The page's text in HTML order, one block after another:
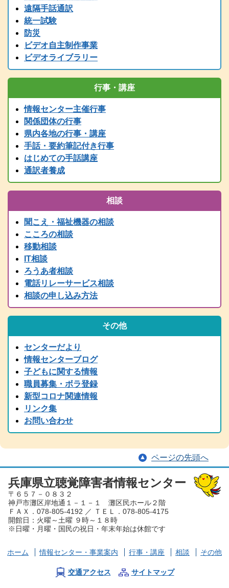
令和７年度 手話通訳者養成講座（通訳Ⅲ第1～４講座）の案内を掲
載しました。
2025.11.01
2025（R7）年度全国統一要約筆記者認定試験の受験案内を掲載しま
した
2025.08.01
2025（令和7）年度手話通訳者全国統一試験の受験案内を掲載しまし
た。
2025（令和7）年度手話通訳者全国統一試験の受験案内は8月1日
（金）掲載予定です。
2025.07.12
情報センター主催行事等、随時更新中です！
2025.05.24
要約筆記者養成講座パソコンコース＜宍粟会場＞ 申込締切を６月
２日に延長しました
2025.04.03
2025年度要約筆記者養成講座（宍粟会場・猪名川会場）・養成講座
2025.03.21
2024（令和6）年度 全国統一要約筆記者認定試験合格者発表
2025.03.15
令和７年度 手話通訳者養成講座（通訳Ⅰ・通訳Ⅱ）の案内を掲載
しました。
2024.03.01
2024（令和6）年度手話通訳者全国統一試験合格者発表
2025.02.07
令和７年度 難聴者向けの各種講座を掲載しました。
年末年始は、１２/２９～１/３まで閉館します。
2024.11.13
行政職員向け防災学習会リアルタイム配信（11/14 PM2:00～）
2024.11.05
2024(R6)年度 全国統一要約筆記者認定試験の受験案内を掲載しまし
2024.08.22
中止のご案内「大矢暹氏 人生を語る」の9/5公開収録は都合により
中止となりました。
2024（令和6）年度 手話通訳者全国統一試験の受験案内を掲載しま
した
2024.07.05
夏から秋にかけて、兵庫県芸術プレミアムデーが開催され、手話・
要約筆記付きのイベント案内が各種届いております。ぜひ、足を運
んでみてください。
2023（令和６）年度 手話通訳者養成講座を掲載しました。
遠隔手話通訳
統一試験
防災
ビデオ自主制作事業
ビデオライブラリー
行事・講座
情報センター主催行事
関係団体の行事
県内各地の行事・講座
手話・要約筆記付き行事
はじめての手話講座
通訳者養成
相談
聞こえ・福祉機器の相談
こころの相談
移動相談
IT相談
ろうあ者相談
電話リレーサービス相談
相談の申し込み方法
その他
センターだより
情報センターブログ
子どもに関する情報
職員募集・ボラ登録
新型コロナ関連情報
リンク集
お問い合わせ
ページの先頭へ
兵庫県立聴覚障害者情報センター
〒６５７－０８３２
神戸市灘区岸地通１－１－１ 灘区民ホール２階
ＦＡＸ．078-805-4192 ／ ＴＥＬ．078-805-4175
開館日：火曜～土曜 ９時～１８時
※日曜・月曜・国民の祝日・年末年始は休館です
ホーム 情報センター ・事業案内 行事・講座 相談 その他
交通アクセス サイトマップ